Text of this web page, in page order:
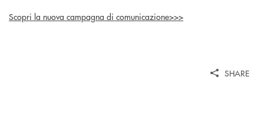
Scopri la nuova campagna di comunicazione>>>
SHARE